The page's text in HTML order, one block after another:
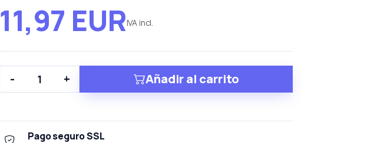
11,97 EURIVA incl.
- + Añadir al carrito
Pago seguro SSL